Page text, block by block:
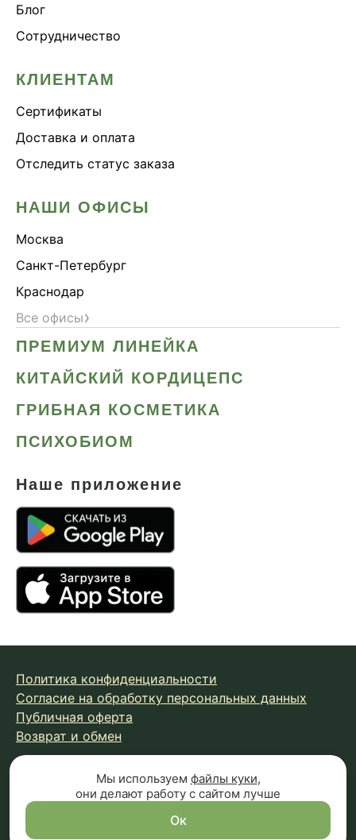
Блог
Сотрудничество
КЛИЕНТАМ
Сертификаты
Доставка и оплата
Отследить статус заказа
НАШИ ОФИСЫ
Москва
Санкт-Петербург
Краснодар
Все офисы›
ПРЕМИУМ ЛИНЕЙКА
КИТАЙСКИЙ КОРДИЦЕПС
ГРИБНАЯ КОСМЕТИКА
ПСИХОБИОМ
Наше приложение
Политика конфиденциальности
Согласие на обработку персональных данных
Публичная оферта
Возврат и обмен
© 2026 Fungiline — зарегистрированная торговая марка.
Копирование материалов с сайта запрещено.
Вся информация на сайте носит справочный характер и
не является публичной офертой (п.2 ст.437 ГК РФ)
Мы используем файлы куки,
они делают работу с сайтом лучше
Ок